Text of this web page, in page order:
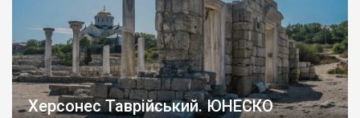
Херсонес Таврійський. ЮНЕСКО